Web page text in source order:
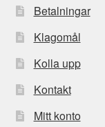
Betalningar
Klagomål
Kolla upp
Kontakt
Mitt konto